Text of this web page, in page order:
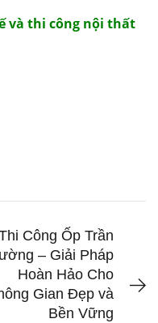
và thi công nội thất
Công Ốp Trần
– Giải Pháp
Hoàn Hảo Cho
Gian Đẹp và
Bền Vững